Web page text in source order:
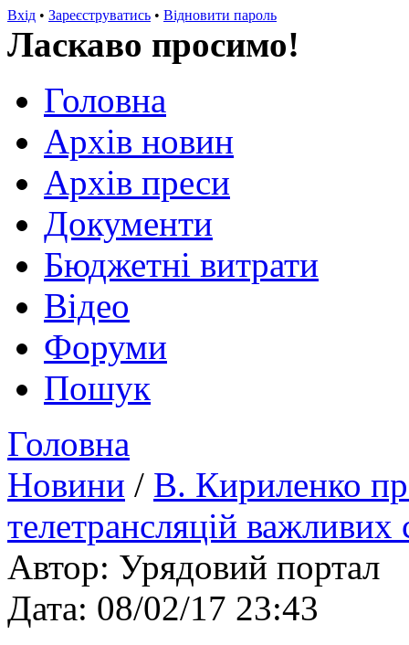
Вхід • Зареєструватись • Відновити пароль
Ласкаво просимо!
Головна
Архів новин
Архів преси
Документи
Бюджетні витрати
Відео
Форуми
Пошук
Головна
Новини / В. Кириленко
телетрансляцій
Автор: Урядовий портал
Дата: 08/02/17 23:43